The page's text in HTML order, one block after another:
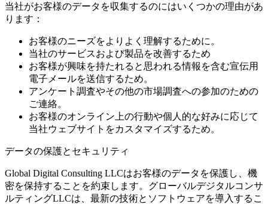
当社がお客様のデータを収集するのにはいくつかの理由があ
ります：
お客様のニーズをよりよく理解するために。
当社のサービスおよび製品を改善するため
お客様が興味を持たれると思われる情報を含む宣伝用
電子メールを送信するため。
アンケート調査やその他の市場調査への参加のための
ご連絡。
お客様のオンライン上の行動や個人的な好みに応じて
当社ウェブサイトをカスタマイズするため。
データの保護とセキュリティ
Global Digital Consulting LLCはお客様のデータを保護し、機
密を保持することを約束します。グローバルデジタルコンサ
ルティングLLCは、最新の技術とソフトウェアを導入するこ